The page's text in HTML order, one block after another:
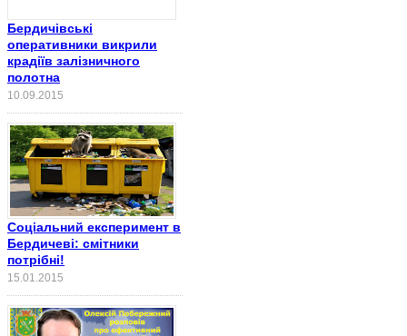
Бердичівські
оперативники викрили
крадіїв залізничного
полотна
10.09.2015
Соціальний експеримент в
Бердичеві: смітники
потрібні!
15.01.2015